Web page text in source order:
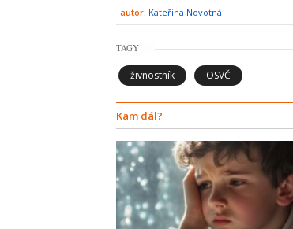
autor: Kateřina Novotná
TAGY
živnostník OSVČ
Kam dál?